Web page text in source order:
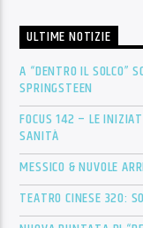
ULTIME NOTIZIE
A “DENTRO IL SOLCO”
SPRINGSTEEN
FOCUS 142 – LE
SANITÀ
MESSICO & NUVOLE
TEATRO CINESE 320: